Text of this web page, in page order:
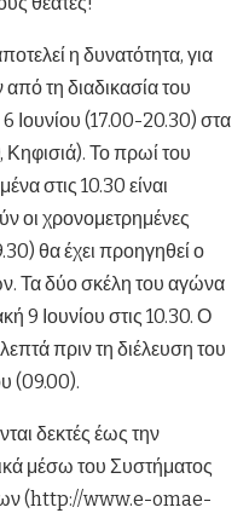
η δυνατότητα, για
τη διαδικασία του
Ιουνίου (17.00-20.30) στα
Το πρωί του
στις 10.30 είναι
οι χρονομετρημένες
θα έχει προηγηθεί ο
Τα δύο σκέλη του αγώνα
9 Ιουνίου στις 10.30. Ο
πριν τη διέλευση του
(09.00).
δεκτές έως την
μέσω του Συστήματος
(http://www.e-omae-